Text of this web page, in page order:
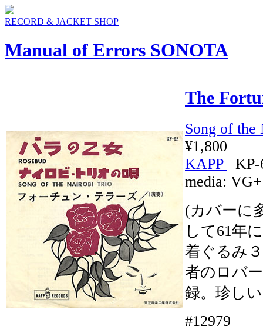
RECORD & JACKET SHOP
Manual of Errors SONOTA
The
Song of the
¥1,800
KAPP
media: VG+
(カバーに
して61年
着ぐるみ
者のロバ
録。珍し
#12979